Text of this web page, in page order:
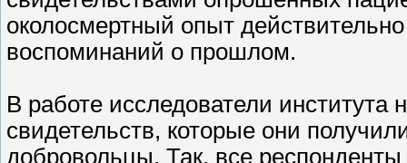
околосмертный опыт
воспоминаний о прошлом.
В работе исследователи института
свидетельств, которые они
добровольцы. Так, все